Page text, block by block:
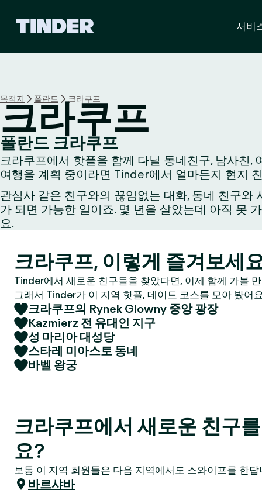
홈
서비
목적지 폴란드 크라쿠프
크라쿠프
폴란드 크라쿠프
크라쿠프에서 핫플을 함께 다닐 동네친구, 남사친,
여행을 계획 중이라면 Tinder에서 얼마든지 현지
관심사 같은 친구와의 끊임없는 대화, 동네 친구
가 되면 가능한 일이죠. 몇 년을 살았는데 아직 못
요.
크라쿠프, 이렇게 즐겨보세
Tinder에서 새로운 친구들을 찾았다면, 이제 함께 가볼
그래서 Tinder가 이 지역 핫플, 데이트 코스를 모아 봤어
크라쿠프의 Rynek Glowny 중앙 광장
Kazmierz 전 유대인 지구
성 마리아 대성당
스타레 미아스토 동네
바벨 왕궁
크라쿠프에서 새로운 친구
요?
보통 이 지역 회원들은 다음 지역에서도 스와이프를 한답
바르샤바